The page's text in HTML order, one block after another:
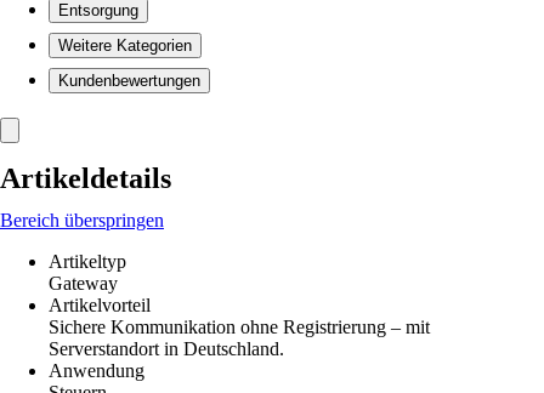
Entsorgung
Weitere Kategorien
Kundenbewertungen
Artikeldetails
Bereich überspringen
Artikeltyp
Gateway
Artikelvorteil
Sichere Kommunikation ohne Registrierung – mit
Serverstandort in Deutschland.
Anwendung